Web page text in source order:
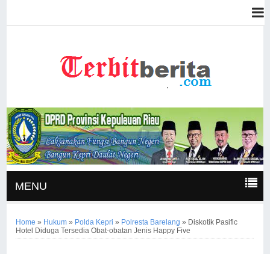
MENU
Home » Hukum » Polda Kepri » Polresta Barelang » Diskotik Pasific
Hotel Diduga Tersedia Obat-obatan Jenis Happy Five